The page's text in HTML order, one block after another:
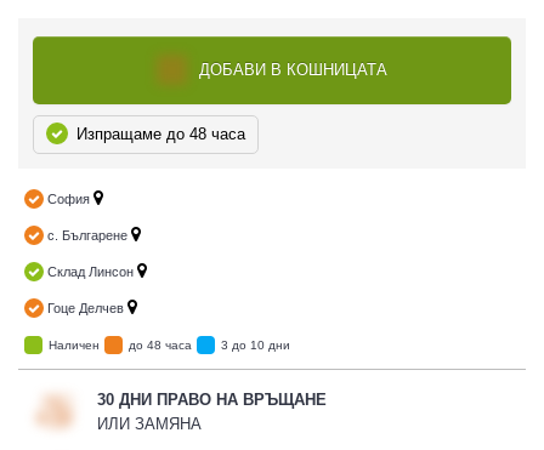
ЕКИПИРОВКА
ДОБАВИ В КОШНИЦАТА
Изпращаме до 48 часа
София
с. Българене
Склад Линсон
Гоце Делчев
Наличен до 48 часа 3 до 10 дни
30 ДНИ ПРАВО НА ВРЪЩАНЕ
ИЛИ ЗАМЯНА